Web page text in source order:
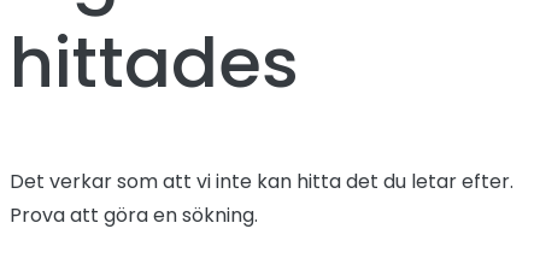
hittades
Det verkar som att vi inte kan hitta det du letar efter.
Prova att göra en sökning.